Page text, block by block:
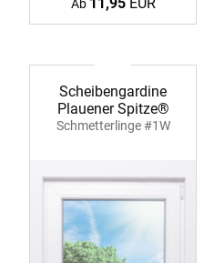
Ab
Scheibengardine
Plauener Spitze®
Schmetterlinge #1W